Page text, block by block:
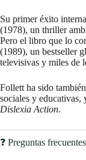
Su primer éxito
(1978), un thriller
Pero el libro que lo
(1989), un bestseller
televisivas y miles de
Follett ha sido
sociales y educativas,
Dislexia Action.
❓ Preguntas